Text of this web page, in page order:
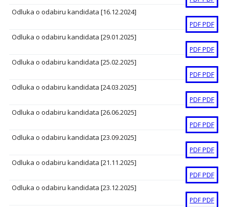
Odluka o odabiru kandidata [16.12.2024]
PDFPDF
Odluka o odabiru kandidata [29.01.2025]
PDFPDF
Odluka o odabiru kandidata [25.02.2025]
PDFPDF
Odluka o odabiru kandidata [24.03.2025]
PDFPDF
Odluka o odabiru kandidata [26.06.2025]
PDFPDF
Odluka o odabiru kandidata [23.09.2025]
PDFPDF
Odluka o odabiru kandidata [21.11.2025]
PDFPDF
Odluka o odabiru kandidata [23.12.2025]
PDFPDF